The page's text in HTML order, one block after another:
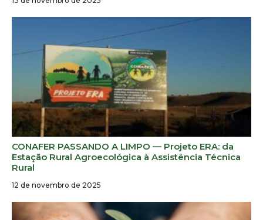
CONAFER PASSANDO A LIMPO — Projeto ERA: da
Estação Rural Agroecológica à Assistência Técnica
Rural
12 de novembro de 2025